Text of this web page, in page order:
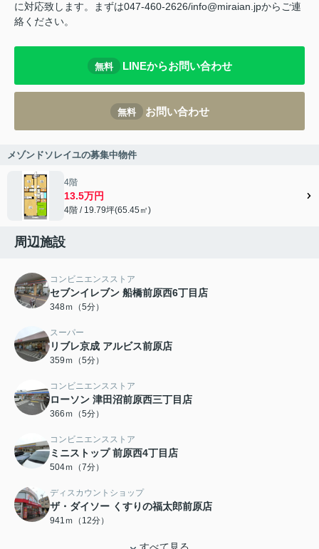
に対応致します。まずは047-460-2626/info@miraian.jpからご連
絡ください。
無料 LINEからお問い合わせ
無料 お問い合わせ
メゾンドソレイユの募集中物件
4階
13.5万円
4階 / 19.79坪(65.45㎡)
周辺施設
コンビニエンスストア
セブンイレブン 船橋前原西6丁目店
348ｍ（5分）
スーパー
リブレ京成 アルビス前原店
359ｍ（5分）
コンビニエンスストア
ローソン 津田沼前原西三丁目店
366ｍ（5分）
コンビニエンスストア
ミニストップ 前原西4丁目店
504ｍ（7分）
ディスカウントショップ
ザ・ダイソー くすりの福太郎前原店
941ｍ（12分）